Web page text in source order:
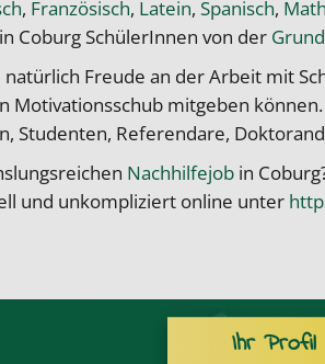
, Französisch, Latein, Spanisch,
Coburg SchülerInnen von der
Freude an der Arbeit mit
Motivationsschub mitgeben können.
Studenten, Referendare,
Nachhilfejob in
und unkompliziert online unter
Ihr Profil